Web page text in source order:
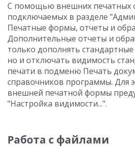
С помощью внешних печатных
подключаемых в разделе
Печатные формы, отчеты и
Дополнительные отчеты и
только дополнять
но и отключать видимость
печати в подменю Печать
справочников программы. Для
внешней печатной формы
"Настройка видимости...".
Работа с файлами